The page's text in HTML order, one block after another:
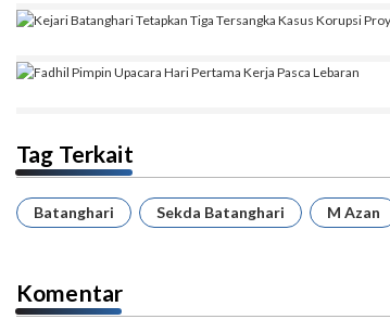
Tag Terkait
Batanghari Sekda Batanghari M Azan
Komentar